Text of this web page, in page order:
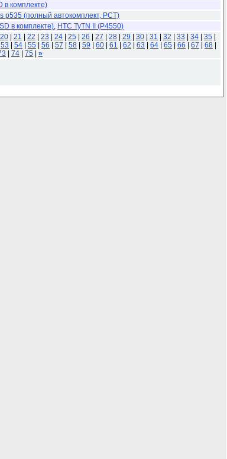
в комплекте)
p535 (полный автокомплект, РСТ)
в комплекте), HTC TyTN II (P4550)
20 21 22 23 24 25 26 27 28 29 30 31 32 33 34 35
53 54 55 56 57 58 59 60 61 62 63 64 65 66 67 68
74 75 »